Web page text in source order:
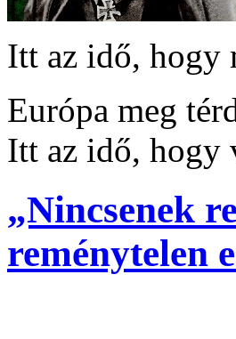
Itt az idő, hogy
Európa meg
Itt az idő, hogy
„Nincsenek
reménytelen